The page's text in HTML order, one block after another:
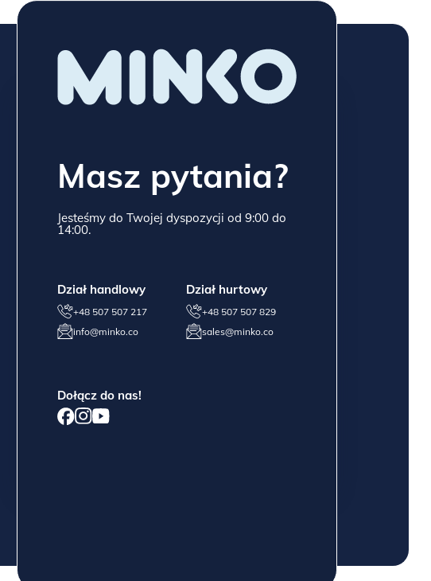
Masz pytania?
Jesteśmy do Twojej dyspozycji od 9:00 do
14:00.
Dział handlowy
+48 507 507 217
info@minko.co
Dział hurtowy
+48 507 507 829
sales@minko.co
Dołącz do nas!